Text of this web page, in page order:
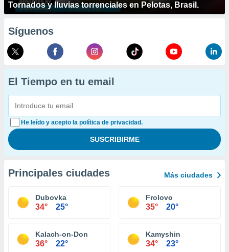
Tornados y lluvias torrenciales en Pelotas, Brasil.
Síguenos
El Tiempo en tu email
He leído y acepto la política de privacidad.
Principales ciudades Más ciudades
Dubovka
34° 25°
Frolovo
35° 20°
Kalach-on-Don
36° 22°
Kamyshin
34° 23°